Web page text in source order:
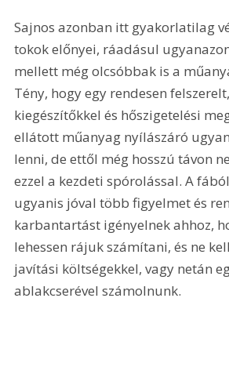
Sajnos azonban itt gyakorlatilag
tokok előnyei, ráadásul
mellett még olcsóbbak is a
Tény, hogy egy rendesen
kiegészítőkkel és hőszigetelési
ellátott műanyag nyílászáró
lenni, de ettől még hosszú távon
ezzel a kezdeti spórolással. A
ugyanis jóval több figyelmet és
karbantartást igényelnek ahhoz,
lehessen rájuk számítani, és ne
javítási költségekkel, vagy netán
ablakcserével számolnunk.